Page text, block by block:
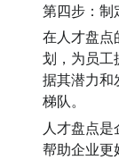
第四步：制
在人才盘点
划，为员工
据其潜力和
梯队。
人才盘点是
帮助企业更